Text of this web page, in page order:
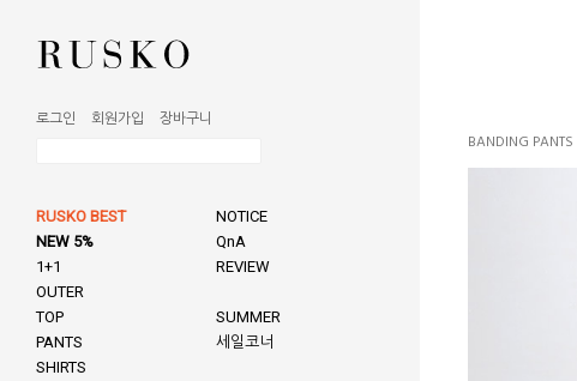
로그인 회원가입 장바구니
RUSKO BEST
NEW 5%
1+1
OUTER
TOP
PANTS
SHIRTS
NOTICE
QnA
REVIEW
SUMMER
세일코너
BANDING PANTS